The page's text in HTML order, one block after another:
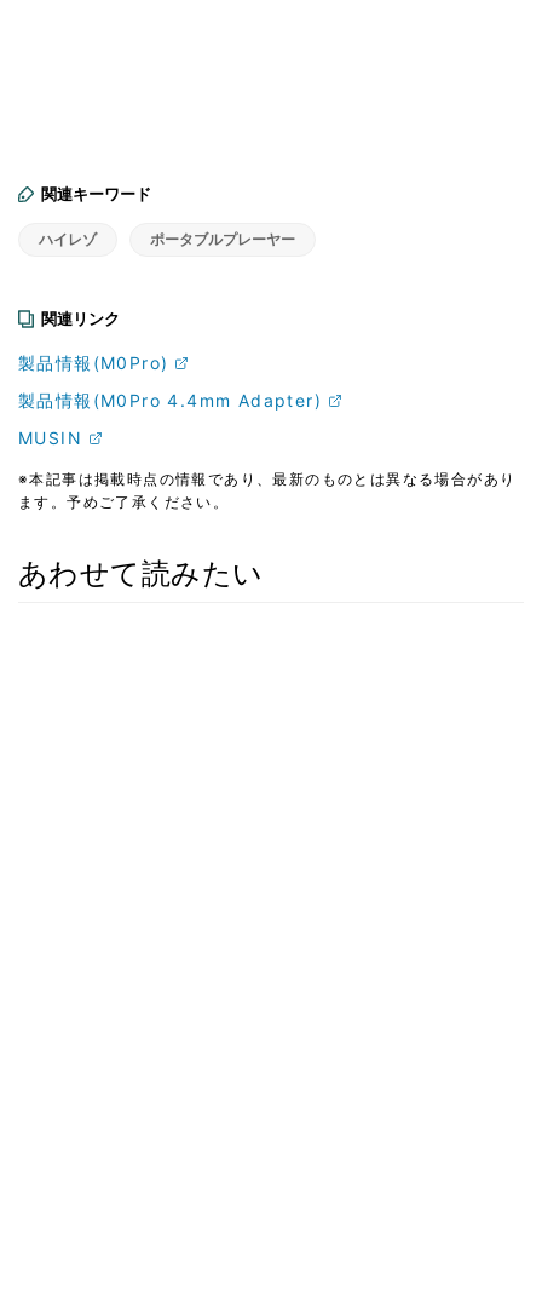
関連キーワード
ハイレゾ ポータブルプレーヤー
関連リンク
製品情報(M0Pro)
製品情報(M0Pro 4.4mm Adapter)
MUSIN
※本記事は掲載時点の情報であり、最新のものとは異なる場合があり
ます。予めご了承ください。
あわせて読みたい